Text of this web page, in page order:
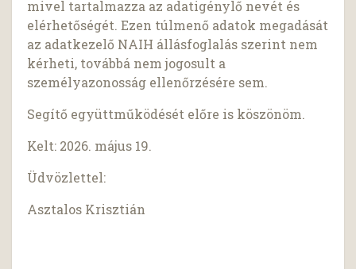
mivel tartalmazza az adatigénylő nevét és
elérhetőségét. Ezen túlmenő adatok megadását
az adatkezelő NAIH állásfoglalás szerint nem
kérheti, továbbá nem jogosult a
személyazonosság ellenőrzésére sem.
Segítő együttműködését előre is köszönöm.
Kelt: 2026. május 19.
Üdvözlettel:
Asztalos Krisztián